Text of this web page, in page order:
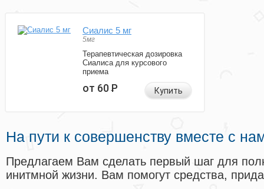
Сиалис 5 мг
5мг
Терапевтическая дозировка
Сиалиса для курсового
приема
от 60Р Купить
На пути к совершенству вместе с
Предлагаем Вам сделать первый шаг для
инитмной жизни. Вам помогут средства,